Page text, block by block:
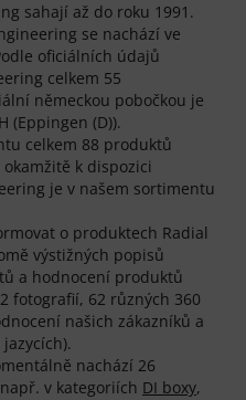
sahají až do roku 1991.
se nachází ve
oficiálních údajů
celkem 55
německou pobočkou je
(Eppingen (D)).
celkem 88 produktů
k dispozici
je v našem sortimentu
o produktech Radial
výstižných popisů
a hodnocení produktů
fotografií, 62 různých 360
našich zákazníků a
nachází 26
v kategoriích DI boxy,